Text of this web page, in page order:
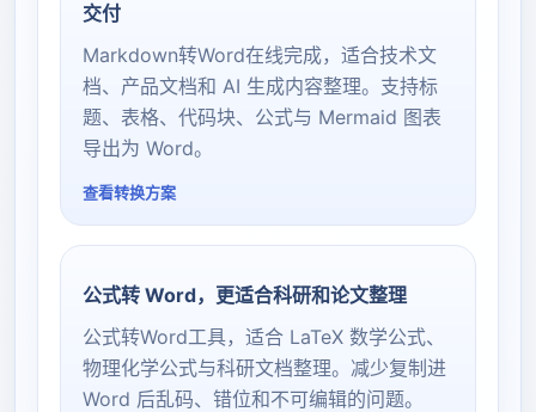
交付
Markdown转Word在线完成，适合技术文
档、产品文档和 AI 生成内容整理。支持标
题、表格、代码块、公式与 Mermaid 图表
导出为 Word。
查看转换方案
公式转 Word，更适合科研和论文整理
公式转Word工具，适合 LaTeX 数学公式、
物理化学公式与科研文档整理。减少复制进
Word 后乱码、错位和不可编辑的问题。